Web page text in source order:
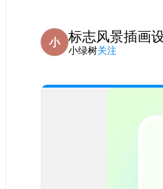
小 标志风景插画
小绿树关注